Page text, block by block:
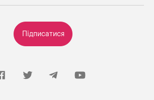
Підписатися